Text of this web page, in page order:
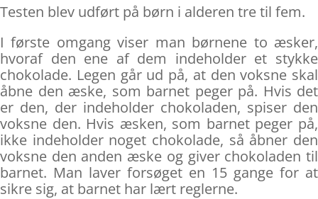
Testen blev udført på børn i alderen tre til fem.
I første omgang viser man børnene to æsker,
hvoraf den ene af dem indeholder et stykke
chokolade. Legen går ud på, at den voksne skal
åbne den æske, som barnet peger på. Hvis det
er den, der indeholder chokoladen, spiser den
voksne den. Hvis æsken, som barnet peger på,
ikke indeholder noget chokolade, så åbner den
voksne den anden æske og giver chokoladen til
barnet. Man laver forsøget en 15 gange for at
sikre sig, at barnet har lært reglerne.